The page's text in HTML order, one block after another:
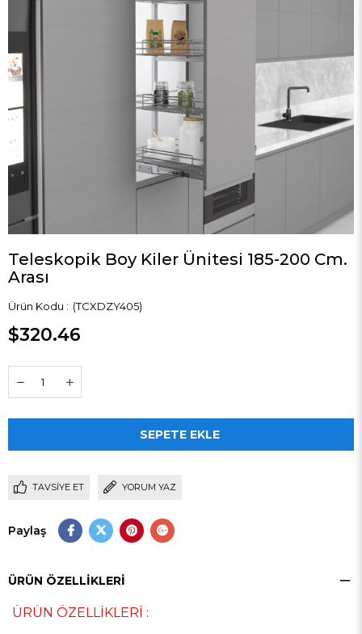
Teleskopik Boy Kiler Ünitesi 185-200 Cm.
Arası
(TCXDZY405)
$320.46
TAVSIYE ET YORUM YAZ
Paylaş
ÜRÜN ÖZELLIKLERI
ÜRÜN ÖZELLİKLERİ :